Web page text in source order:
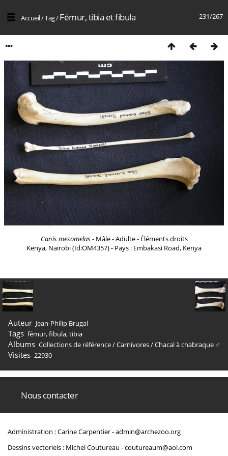
231/267
Accueil/Tag/Fémur, tibia et fibula
Canis mesomelas- Mâle - Adulte - Éléments droits
Kenya, Nairobi (Id:OM4357) - Pays : Embakasi Road, Kenya
Auteur Jean-Philip Brugal
Tags fémur,fibula,tibia
Albums Collections de référence/Carnivores/Chacal à chabraque ♂
Visites 22930
Nous contacter
Administration : Carine Carpentier -admin@archezoo.org
Dessins vectoriels : Michel Coutureau -coutureaum@aol.com